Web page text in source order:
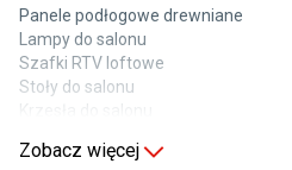
Panele podłogowe drewniane
Lampy do salonu
Szafki RTV loftowe
Stoły do salonu
Zobacz więcej